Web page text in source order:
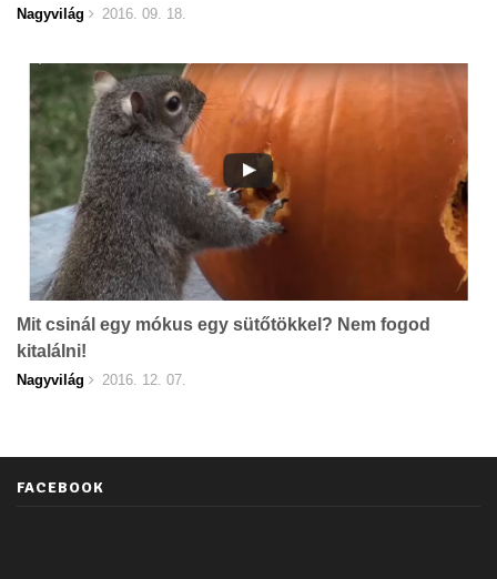
Nagyvilág 2016. 09. 18.
Mit csinál egy mókus egy sütőtökkel? Nem fogod
kitalálni!
Nagyvilág 2016. 12. 07.
FACEBOOK